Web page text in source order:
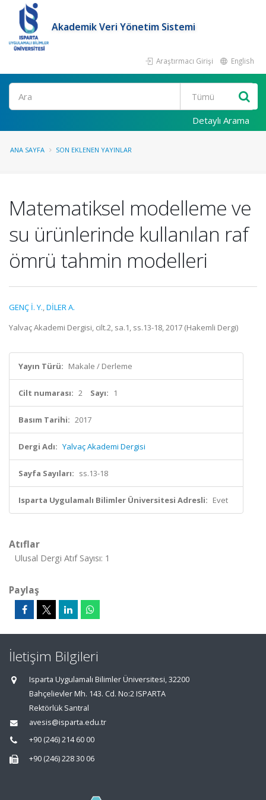
Akademik Veri Yönetim Sistemi
Araştırmacı Girişi English
Ara
Detaylı Arama
ANA SAYFA SON EKLENEN YAYINLAR
Matematiksel modelleme ve
su ürünlerinde kullanılan raf
ömrü tahmin modelleri
GENÇ İ. Y.,DİLER A.
Yalvaç Akademi Dergisi, cilt.2, sa.1, ss.13-18, 2017 (Hakemli Dergi)
Yayın Türü: Makale / Derleme
Cilt numarası: 2 Sayı: 1
Basım Tarihi: 2017
Dergi Adı: Yalvaç Akademi Dergisi
Sayfa Sayıları: ss.13-18
Isparta Uygulamalı Bilimler Üniversitesi Adresli: Evet
Atıflar
Ulusal Dergi Atıf Sayısı: 1
Paylaş
İletişim Bilgileri
Isparta Uygulamalı Bilimler Üniversitesi, 32200
Bahçelievler Mh. 143. Cd. No:2 ISPARTA
Rektörlük Santral
avesis@isparta.edu.tr
+90 (246) 214 60 00
+90 (246) 228 30 06